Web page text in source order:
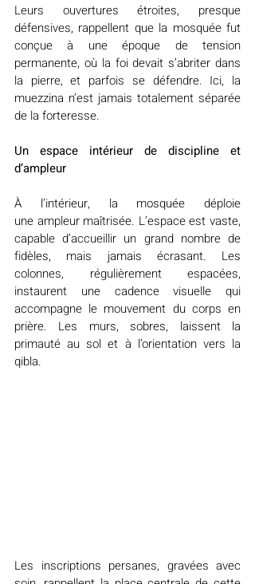
Leurs ouvertures étroites, presque
défensives, rappellent que la mosquée fut
conçue à une époque de tension
permanente, où la foi devait s’abriter dans
la pierre, et parfois se défendre. Ici, la
muezzina n’est jamais totalement séparée
de la forteresse.
Un espace intérieur de discipline et
d’ampleur
À l’intérieur, la mosquée déploie
une ampleur maîtrisée. L’espace est vaste,
capable d’accueillir un grand nombre de
fidèles, mais jamais écrasant. Les
colonnes, régulièrement espacées,
instaurent une cadence visuelle qui
accompagne le mouvement du corps en
prière. Les murs, sobres, laissent la
primauté au sol et à l’orientation vers la
qibla.
Les inscriptions persanes, gravées avec